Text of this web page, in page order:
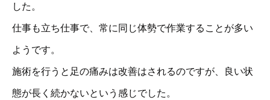
した。
仕事も立ち仕事で、常に同じ体勢で作業することが多い
ようです。
施術を行うと足の痛みは改善はされるのですが、良い状
態が長く続かないという感じでした。